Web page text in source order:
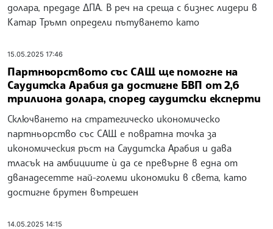
долара, предаде ДПА. В реч на среща с бизнес лидери в
Катар Тръмп определи пътуването като
15.05.2025 17:46
Партньорството със САЩ ще помогне на
Саудитска Арабия да достигне БВП от 2,6
трилиона долара, според саудитски експерти
Сключването на стратегическо икономическо
партньорство със САЩ е повратна точка за
икономическия ръст на Саудитска Арабия и дава
тласък на амбициите ѝ да се превърне в една от
дванадесетте най-големи икономики в света, като
достигне брутен вътрешен
14.05.2025 14:15